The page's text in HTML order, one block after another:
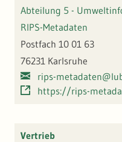
Abteilung 5 -
RIPS-Metadaten
Postfach 10 01 63
76231 Karlsruhe
rips-
https://rips-
Vertrieb